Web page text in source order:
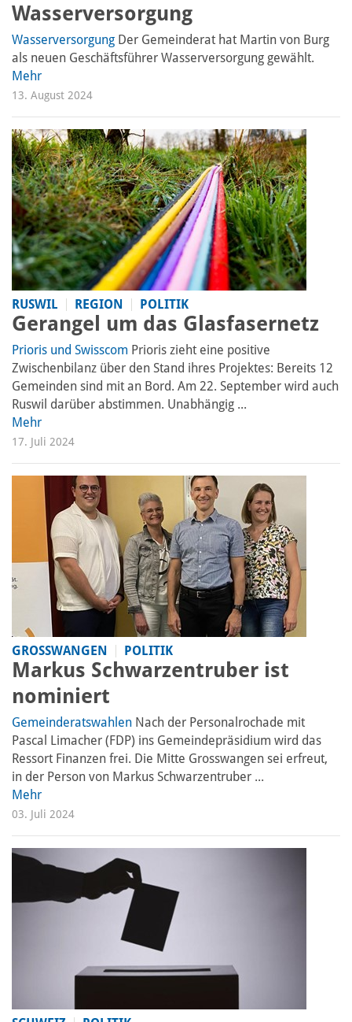
Wasserversorgung
Wasserversorgung Der Gemeinderat hat Martin von Burg
als neuen Geschäftsführer Wasserversorgung gewählt.
Mehr
13. August 2024
RUSWIL REGION POLITIK
Gerangel um das Glasfasernetz
Prioris und Swisscom Prioris zieht eine positive
Zwischenbilanz über den Stand ihres Projektes: Bereits 12
Gemeinden sind mit an Bord. Am 22. September wird auch
Ruswil darüber abstimmen. Unabhängig ...
Mehr
17. Juli 2024
GROSSWANGEN POLITIK
Markus Schwarzentruber ist
nominiert
Gemeinderatswahlen Nach der Personalrochade mit
Pascal Limacher (FDP) ins Gemeindepräsidium wird das
Ressort Finanzen frei. Die Mitte Grosswangen sei erfreut,
in der Person von Markus Schwarzentruber ...
Mehr
03. Juli 2024